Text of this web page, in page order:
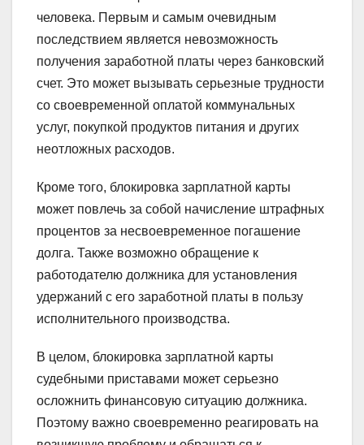
человека. Первым и самым очевидным
последствием является невозможность
получения заработной платы через банковский
счет. Это может вызывать серьезные трудности
со своевременной оплатой коммунальных
услуг, покупкой продуктов питания и других
неотложных расходов.
Кроме того, блокировка зарплатной карты
может повлечь за собой начисление штрафных
процентов за несвоевременное погашение
долга. Также возможно обращение к
работодателю должника для установления
удержаний с его заработной платы в пользу
исполнительного производства.
В целом, блокировка зарплатной карты
судебными приставами может серьезно
осложнить финансовую ситуацию должника.
Поэтому важно своевременно реагировать на